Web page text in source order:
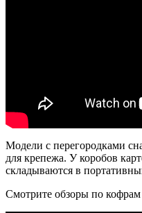
Модели с перегородками
для крепежа. У коробов
складываются в
Смотрите обзоры по